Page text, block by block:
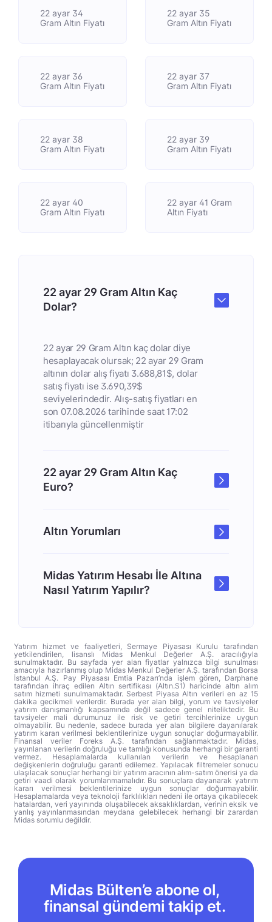
22 ayar 34
Gram Altın Fiyatı
22 ayar 35
Gram Altın Fiyatı
22 ayar 36
Gram Altın Fiyatı
22 ayar 37
Gram Altın Fiyatı
22 ayar 38
Gram Altın Fiyatı
22 ayar 39
Gram Altın Fiyatı
22 ayar 40
Gram Altın Fiyatı
22 ayar 41 Gram
Altın Fiyatı
22 ayar 29 Gram Altın Kaç
Dolar?
22 ayar 29 Gram Altın kaç dolar diye
hesaplayacak olursak; 22 ayar 29 Gram
altının dolar alış fiyatı 3.688,81$, dolar
satış fiyatı ise 3.690,39$
seviyelerindedir. Alış-satış fiyatları en
son 07.08.2026 tarihinde saat 17:02
itibarıyla güncellenmiştir
22 ayar 29 Gram Altın Kaç
Euro?
Altın Yorumları
Midas Yatırım Hesabı İle Altına
Nasıl Yatırım Yapılır?
Yatırım hizmet ve faaliyetleri, Sermaye Piyasası Kurulu tarafından
yetkilendirilen, lisanslı Midas Menkul Değerler A.Ş. aracılığıyla
sunulmaktadır. Bu sayfada yer alan fiyatlar yalnızca bilgi sunulması
amacıyla hazırlanmış olup Midas Menkul Değerler A.Ş. tarafından Borsa
İstanbul A.Ş. Pay Piyasası Emtia Pazarı’nda işlem gören, Darphane
tarafından ihraç edilen Altın sertifikası (Altın.S1) haricinde altın alım
satım hizmeti sunulmamaktadır. Serbest Piyasa Altın verileri en az 15
dakika gecikmeli verilerdir. Burada yer alan bilgi, yorum ve tavsiyeler
yatırım danışmanlığı kapsamında değil sadece genel niteliktedir. Bu
tavsiyeler mali durumunuz ile risk ve getiri tercihlerinize uygun
olmayabilir. Bu nedenle, sadece burada yer alan bilgilere dayanılarak
yatırım kararı verilmesi beklentilerinize uygun sonuçlar doğurmayabilir.
Finansal veriler Foreks A.Ş. tarafından sağlanmaktadır. Midas,
yayınlanan verilerin doğruluğu ve tamlığı konusunda herhangi bir garanti
vermez. Hesaplamalarda kullanılan verilerin ve hesaplanan
değişkenlerin doğruluğu garanti edilemez. Yapılacak filtremeler sonucu
ulaşılacak sonuçlar herhangi bir yatırım aracının alım-satım önerisi ya da
getiri vaadi olarak yorumlanmamalıdır. Bu sonuçlara dayanarak yatırım
kararı verilmesi beklentilerinize uygun sonuçlar doğurmayabilir.
Hesaplamalarda veya teknoloji farklılıkları nedeni ile ortaya çıkabilecek
hatalardan, veri yayınında oluşabilecek aksaklıklardan, verinin eksik ve
yanlış yayınlanmasından meydana gelebilecek herhangi bir zarardan
Midas sorumlu değildir.
Midas Bülten’e abone ol,
finansal gündemi takip et.